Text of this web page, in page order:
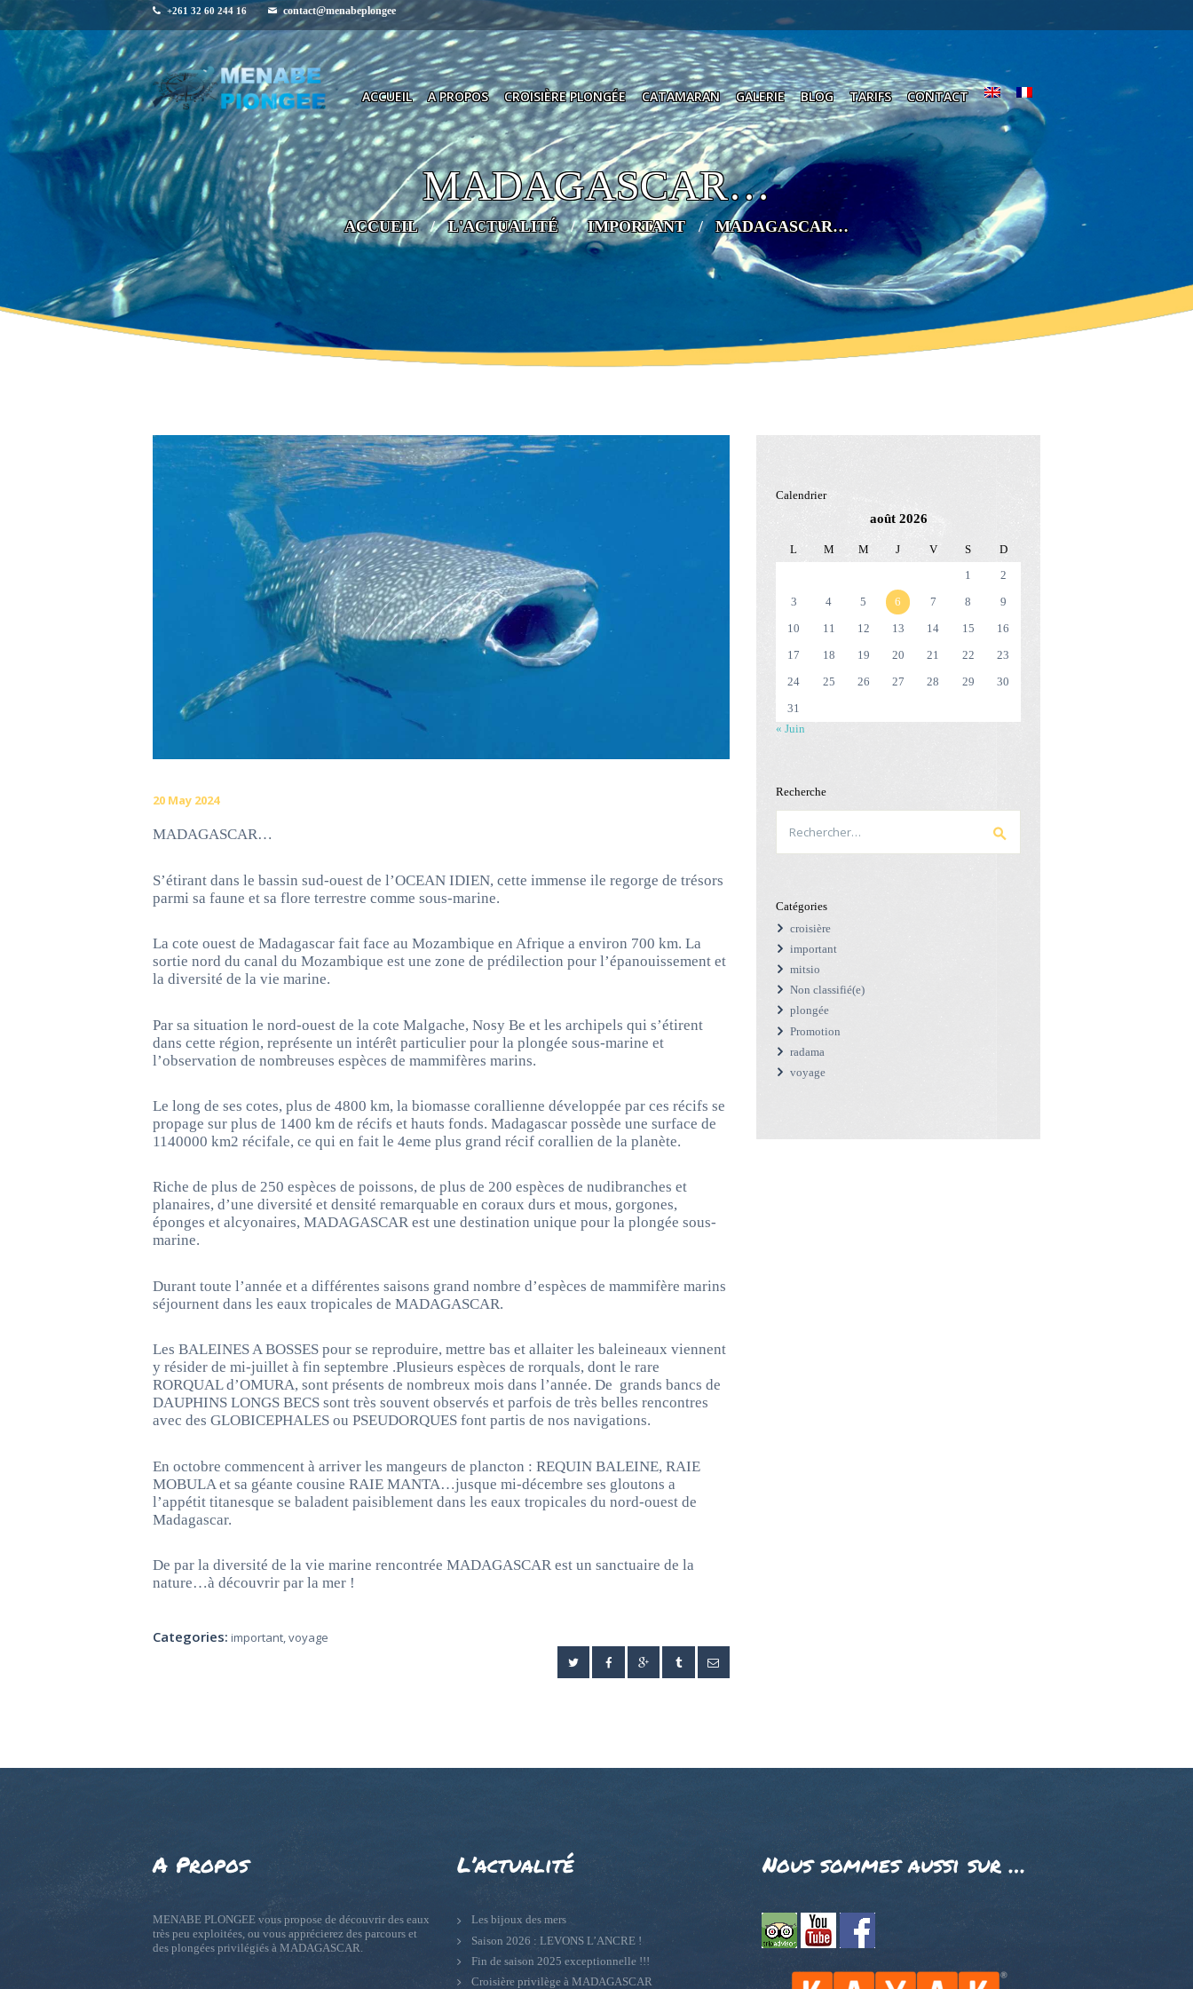
+261 32 60 244 16 contact@menabeplongee
ACCUEIL A PROPOS CROISIÈRE PLONGÉE CATAMARAN GALERIE BLOG TARIFS CONTACT
MADAGASCAR…
ACCUEIL L'ACTUALITÉ IMPORTANT MADAGASCAR…
CATAMARAN
20 May 2024
MADAGASCAR…
S’étirant dans le bassin sud-ouest de l’OCEAN IDIEN, cette immense ile regorge de trésors
parmi sa faune et sa flore terrestre comme sous-marine.
La cote ouest de Madagascar fait face au Mozambique en Afrique a environ 700 km. La
sortie nord du canal du Mozambique est une zone de prédilection pour l’épanouissement et
la diversité de la vie marine.
Par sa situation le nord-ouest de la cote Malgache, Nosy Be et les archipels qui s’étirent
dans cette région, représente un intérêt particulier pour la plongée sous-marine et
l’observation de nombreuses espèces de mammifères marins.
Le long de ses cotes, plus de 4800 km, la biomasse corallienne développée par ces récifs se
propage sur plus de 1400 km de récifs et hauts fonds. Madagascar possède une surface de
1140000 km2 récifale, ce qui en fait le 4eme plus grand récif corallien de la planète.
Riche de plus de 250 espèces de poissons, de plus de 200 espèces de nudibranches et
planaires, d’une diversité et densité remarquable en coraux durs et mous, gorgones,
éponges et alcyonaires, MADAGASCAR est une destination unique pour la plongée sous-
marine.
Durant toute l’année et a différentes saisons grand nombre d’espèces de mammifère marins
séjournent dans les eaux tropicales de MADAGASCAR.
Les BALEINES A BOSSES pour se reproduire, mettre bas et allaiter les baleineaux viennent
y résider de mi-juillet à fin septembre .Plusieurs espèces de rorquals, dont le rare
RORQUAL d’OMURA, sont présents de nombreux mois dans l’année. De grands bancs de
DAUPHINS LONGS BECS sont très souvent observés et parfois de très belles rencontres
avec des GLOBICEPHALES ou PSEUDORQUES font partis de nos navigations.
En octobre commencent à arriver les mangeurs de plancton : REQUIN BALEINE, RAIE
MOBULA et sa géante cousine RAIE MANTA…jusque mi-décembre ses gloutons a
l’appétit titanesque se baladent paisiblement dans les eaux tropicales du nord-ouest de
Madagascar.
De par la diversité de la vie marine rencontrée MADAGASCAR est un sanctuaire de la
nature…à découvrir par la mer !
Categories: important voyage
Calendrier
août 2026
L M M J V S
D
1
2
3
4 5 6 7 8
9
10
11 12 13 14 15
16
17
18 19 20 21 22
23
24
25 26 27 28 29
30
31
« Juin
Recherche
Catégories
croisière
important
mitsio
Non classifié(e)
plongée
Promotion
radama
voyage
A Propos
MENABE PLONGEE vous propose de découvrir des eaux
très peu exploitées, ou vous apprécierez des parcours et
des plongées privilégiés à MADAGASCAR.
L’actualité
Les bijoux des mers
Saison 2026 : LEVONS L’ANCRE !
Fin de saison 2025 exceptionnelle !!!
Croisière privilège à MADAGASCAR
Nous sommes aussi sur …